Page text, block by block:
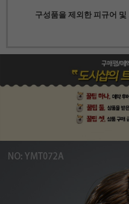
구성품을 제외한 피규어